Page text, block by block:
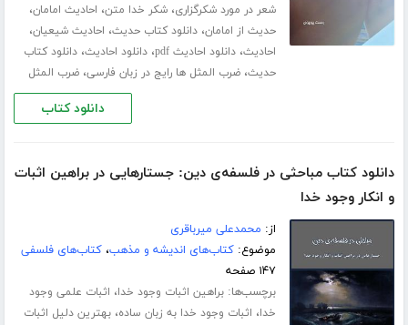
شعر در مورد شکرگزاری،شکر خدا متن، احادیث امامان،
حدیث از امامان،دانلود کتاب حدیث، احادیث شیعیان،
احادیث،دانلود احادیث pdf ،دانلود احادیث،دانلود کتاب
حدیث،ضرب المثل ها رایج در زبان فارسی،ضرب المثل
دانلود کتاب
دانلود کتاب مباحثی در فلسفه‌ی دین: جستارهایی در براهین اثبات
و انکار وجود خدا
از: محمدعلی میرباقری
موضوع:کتاب‌های اندیشه و مذهب،کتاب‌های فلسفی
۱۴۷ صفحه
برچسب‌ها:براهین اثبات وجود خدا، اثبات علمی وجود
خدا، اثبات وجود خدا به زبان ساده،بهترین دلیل اثبات